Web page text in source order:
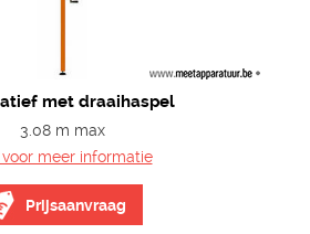
met draaihaspel
3.08 m max
voor meer informatie
Prijsaanvraag